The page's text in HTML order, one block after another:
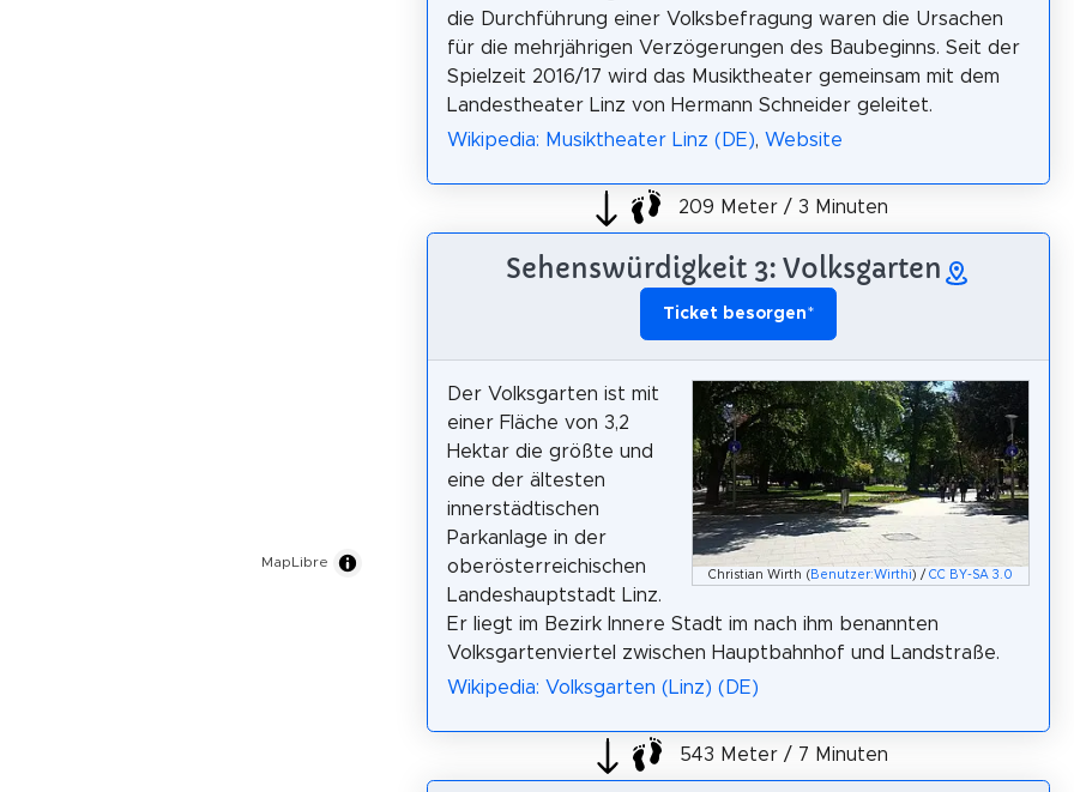
MapLibre
die Durchführung einer Volksbefragung waren die Ursachen
für die mehrjährigen Verzögerungen des Baubeginns. Seit der
Spielzeit 2016/17 wird das Musiktheater gemeinsam mit dem
Landestheater Linz von Hermann Schneider geleitet.
Wikipedia: Musiktheater Linz (DE), Website
209 Meter / 3 Minuten
Sehenswürdigkeit 3: Volksgarten
Ticket besorgen*
Christian Wirth ( Benutzer:Wirthi ) /CC BY-SA 3.0
Der Volksgarten ist mit
einer Fläche von 3,2
Hektar die größte und
eine der ältesten
innerstädtischen
Parkanlage in der
oberösterreichischen
Landeshauptstadt Linz.
Er liegt im Bezirk Innere Stadt im nach ihm benannten
Volksgartenviertel zwischen Hauptbahnhof und Landstraße.
Wikipedia: Volksgarten (Linz) (DE)
543 Meter / 7 Minuten